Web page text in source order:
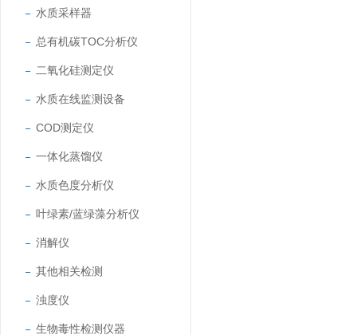
水质采样器
总有机碳TOC分析仪
二氧化硅测定仪
水质在线监测设备
COD测定仪
一体化蒸馏仪
水质色度分析仪
叶绿素/蓝绿藻分析仪
消解仪
其他相关检测
浊度仪
生物毒性检测仪器